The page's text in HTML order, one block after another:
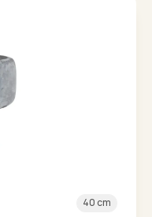
40 cm